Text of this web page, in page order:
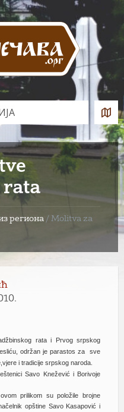
rata
региона / Molitva za
rata i Prvog srpskog
održan je parastos za sve
i tradicije srpskog naroda.
Savo Knežević i Borivoje
prilikom su položile brojne
opštine Savo Kasapović i